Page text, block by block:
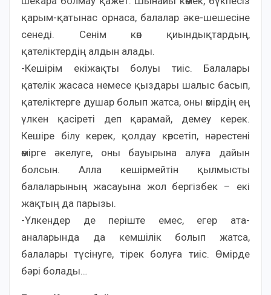
қарым-қатынас орнаса, балалар әке-шешесіне
сенеді. Сенім көп қиындықтардың,
қателіктердің алдын алады.
-Кешірім екіжақты болуы тиіс. Балалары
қателік жасаса немесе қыздары шалыс басып,
қателіктерге душар болып жатса, оны өмірдің ең
үлкен қасіреті деп қарамай, демеу керек.
Кешіре білу керек, қолдау көрсетіп, нәрестені
өмірге әкелуге, оны бауырына алуға дайын
болсын. Алла кешірмейтін қылмысты
балаларының жасауына жол бергізбек – екі
жақтың да парызы.
-Үлкендер де періште емес, егер ата-
аналарында да кемшілік болып жатса,
балалары түсінуге, тірек болуға тиіс. Өмірде
бәрі болады…